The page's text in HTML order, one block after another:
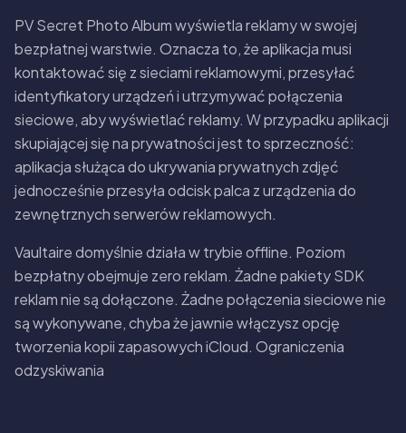
PV Secret Photo Album wyświetla reklamy w swojej
bezpłatnej warstwie. Oznacza to, że aplikacja musi
kontaktować się z sieciami reklamowymi, przesyłać
identyfikatory urządzeń i utrzymywać połączenia
sieciowe, aby wyświetlać reklamy. W przypadku aplikacji
skupiającej się na prywatności jest to sprzeczność:
aplikacja służąca do ukrywania prywatnych zdjęć
jednocześnie przesyła odcisk palca z urządzenia do
zewnętrznych serwerów reklamowych.
Vaultaire domyślnie działa w trybie offline. Poziom
bezpłatny obejmuje zero reklam. Żadne pakiety SDK
reklam nie są dołączone. Żadne połączenia sieciowe nie
są wykonywane, chyba że jawnie włączysz opcję
tworzenia kopii zapasowych iCloud. Ograniczenia
odzyskiwania